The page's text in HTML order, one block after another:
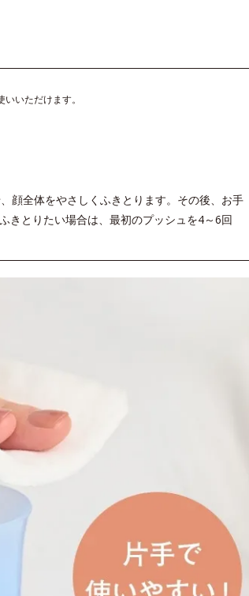
いただけます。
顔全体をやさしくふきとります。その後、お手
きとりたい場合は、最初のプッシュを4～6回